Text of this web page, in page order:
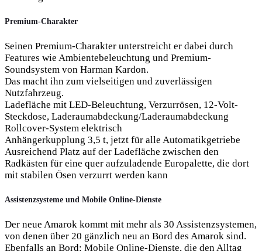
Premium-Charakter
Seinen Premium-Charakter unterstreicht er dabei durch
Features wie Ambientebeleuchtung und Premium-
Soundsystem von Harman Kardon.
Das macht ihn zum vielseitigen und zuverlässigen
Nutzfahrzeug.
Ladefläche mit LED-Beleuchtung, Verzurrösen, 12-Volt-
Steckdose, Laderaumabdeckung/Laderaumabdeckung
Rollcover-System elektrisch
Anhängerkupplung 3,5 t, jetzt für alle Automatikgetriebe
Ausreichend Platz auf der Ladefläche zwischen den
Radkästen für eine quer aufzuladende Europalette, die dort
mit stabilen Ösen verzurrt werden kann
Assistenzsysteme und Mobile Online-Dienste
Der neue Amarok kommt mit mehr als 30 Assistenzsystemen,
von denen über 20 gänzlich neu an Bord des Amarok sind.
Ebenfalls an Bord: Mobile Online-Dienste, die den Alltag